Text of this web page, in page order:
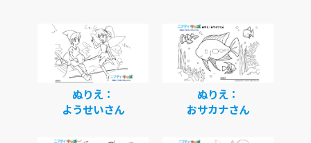
ぬりえ：
ようせいさん
ぬりえ：
おサカナさん